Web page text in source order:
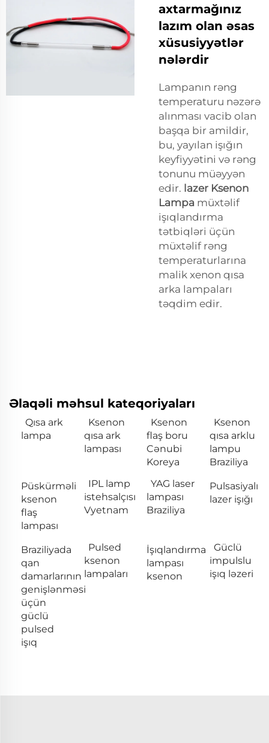
axtarmağınız
lazım olan əsas
xüsusiyyətlər
nələrdir
Lampanın rəng
temperaturu nəzərə
alınması vacib olan
başqa bir amildir,
bu, yayılan işığın
keyfiyyətini və rəng
tonunu müəyyən
edir. lazer Ksenon
Lampa müxtəlif
işıqlandırma
tətbiqləri üçün
müxtəlif rəng
temperaturlarına
malik xenon qısa
arka lampaları
təqdim edir.
Əlaqəli məhsul kateqoriyaları
Qısa ark
lampa
Ksenon
qısa ark
lampası
Ksenon
flaş boru
Cənubi
Koreya
Ksenon
qısa arklu
lampu
Braziliya
Püskürməli
ksenon
flaş
lampası
IPL lamp
istehsalçısı
Vyetnam
YAG laser
lampası
Braziliya
Pulsasiyalı
lazer işığı
Braziliyada
qan
damarlarının
genişlənməsi
üçün
güclü
pulsed
işıq
Pulsed
ksenon
lampaları
İşıqlandırma
lampası
ksenon
Güclü
impulslu
işıq ləzeri